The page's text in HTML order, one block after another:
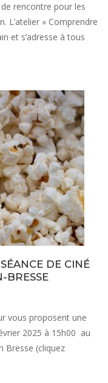
rencontre pour les
L’atelier « Comprendre
et s’adresse à tous
DE CINÉ
BRESSE
vous proposent une
2025 à 15h00 au
Bresse (cliquez